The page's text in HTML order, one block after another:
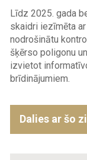
Līdz 2025. gada
skaidri iezīmēta
nodrošinātu
šķērso poligonu
izvietot
brīdinājumiem.
Dalies ar šo